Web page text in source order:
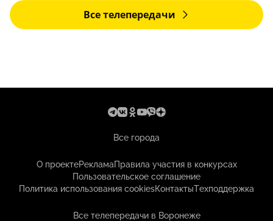
Все телепередачи
Все города
О проектеРекламаПравила участия в конкурсах
Пользовательское соглашение
Политика использования cookiesКонтактыТехподдержка
Все телепередачи в Воронеже